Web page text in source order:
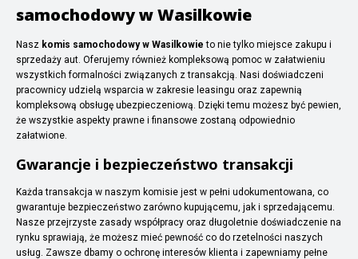
samochodowy w Wasilkowie
Nasz komis samochodowy w Wasilkowie to nie tylko miejsce zakupu i
sprzedaży aut. Oferujemy również kompleksową pomoc w załatwieniu
wszystkich formalności związanych z transakcją. Nasi doświadczeni
pracownicy udzielą wsparcia w zakresie leasingu oraz zapewnią
kompleksową obsługę ubezpieczeniową. Dzięki temu możesz być pewien,
że wszystkie aspekty prawne i finansowe zostaną odpowiednio
załatwione.
Gwarancje i bezpieczeństwo transakcji
Każda transakcja w naszym komisie jest w pełni udokumentowana, co
gwarantuje bezpieczeństwo zarówno kupującemu, jak i sprzedającemu.
Nasze przejrzyste zasady współpracy oraz długoletnie doświadczenie na
rynku sprawiają, że możesz mieć pewność co do rzetelności naszych
usług. Zawsze dbamy o ochronę interesów klienta i zapewniamy pełne